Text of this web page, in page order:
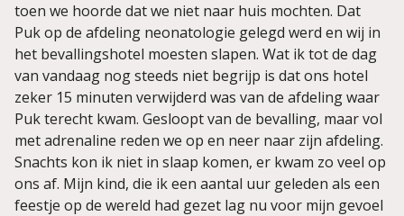
toen we hoorde dat we niet naar huis mochten. Dat
Puk op de afdeling neonatologie gelegd werd en wij in
het bevallingshotel moesten slapen. Wat ik tot de dag
van vandaag nog steeds niet begrijp is dat ons hotel
zeker 15 minuten verwijderd was van de afdeling waar
Puk terecht kwam. Gesloopt van de bevalling, maar vol
met adrenaline reden we op en neer naar zijn afdeling.
Snachts kon ik niet in slaap komen, er kwam zo veel op
ons af. Mijn kind, die ik een aantal uur geleden als een
feestje op de wereld had gezet lag nu voor mijn gevoel